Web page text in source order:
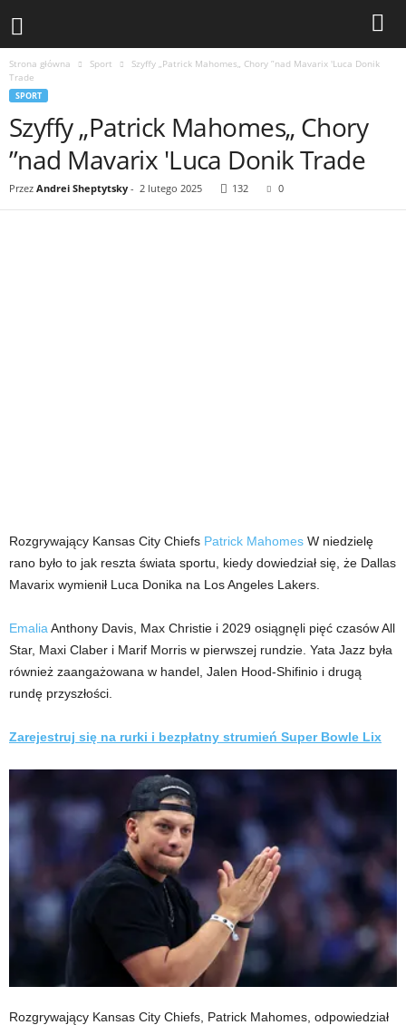
Strona główna Sport
Szyffy „Patrick Mahomes„ Chory ”nad Mavarix 'Luca Donik
Trade
SPORT
Szyffy „Patrick Mahomes„ Chory
”nad Mavarix 'Luca Donik Trade
Przez Andrei Sheptytsky - 2 lutego 2025 132 0
Rozgrywający Kansas City Chiefs Patrick Mahomes W niedzielę
rano było to jak reszta świata sportu, kiedy dowiedział się, że Dallas
Mavarix wymienił Luca Donika na Los Angeles Lakers.
Emalia Anthony Davis, Max Christie i 2029 osiągnęli pięć czasów All
Star, Maxi Claber i Marif Morris w pierwszej rundzie. Yata Jazz była
również zaangażowana w handel, Jalen Hood-Shifinio i drugą
rundę przyszłości.
Zarejestruj się na rurki i bezpłatny strumień Super Bowle Lix
Rozgrywający Kansas City Chiefs, Patrick Mahomes, odpowiedział